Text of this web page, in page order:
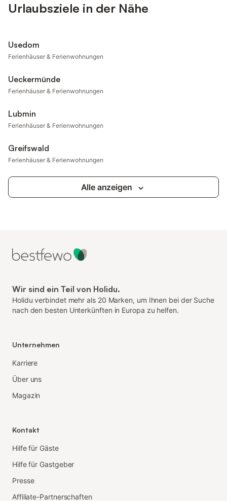
Urlaubsziele in der Nähe
Usedom
Ferienhäuser & Ferienwohnungen
Ueckermünde
Ferienhäuser & Ferienwohnungen
Lubmin
Ferienhäuser & Ferienwohnungen
Greifswald
Ferienhäuser & Ferienwohnungen
Alle anzeigen
Wir sind ein Teil von Holidu.
Holidu verbindet mehr als 20 Marken, um Ihnen bei der Suche
nach den besten Unterkünften in Europa zu helfen.
Unternehmen
Karriere
Über uns
Magazin
Kontakt
Hilfe für Gäste
Hilfe für Gastgeber
Presse
Affiliate-Partnerschaften